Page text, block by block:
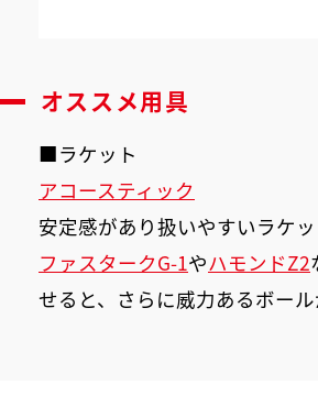
オススメ用具
■ラケット
アコースティック
安定感があり扱いやすいラケッ
ファスタークG-1やハモンドZ2
せると、さらに威力あるボール